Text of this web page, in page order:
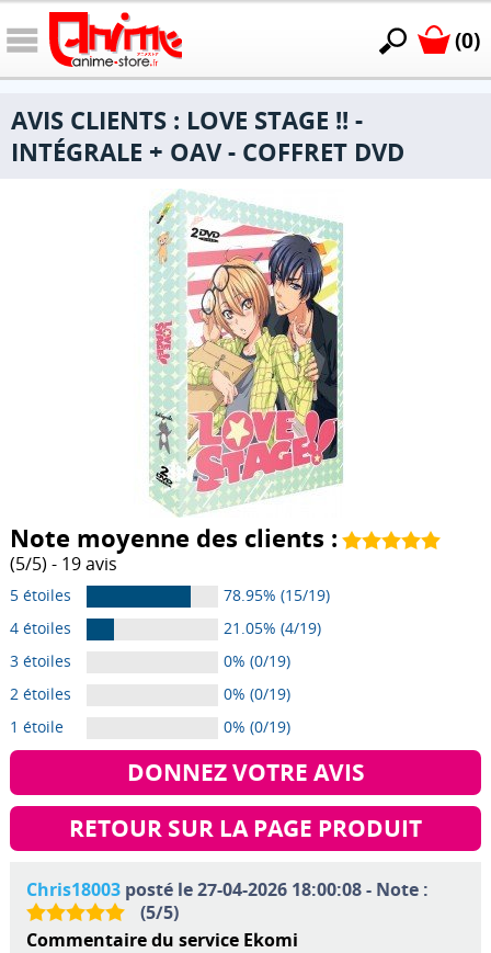
(0)
AVIS CLIENTS : LOVE STAGE !! -
INTÉGRALE + OAV - COFFRET DVD
Note moyenne des clients :
(5/5) - 19avis
5 étoiles
78.95% (15/19)
4 étoiles
21.05% (4/19)
3 étoiles
0% (0/19)
2 étoiles
0% (0/19)
1 étoile
0% (0/19)
DONNEZ VOTRE AVIS
RETOUR SUR LA PAGE PRODUIT
Chris18003posté le 27-04-2026 18:00:08 - Note :
(5/5)
Commentaire du service Ekomi